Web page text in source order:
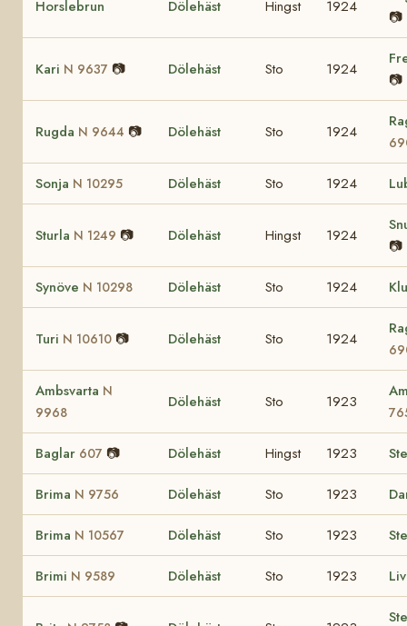
Horslebrun Dölehäst Hingst 1924
📷
Kari N 9637 📷 Dölehäst Sto 1924
📷
Rugda N 9644 📷 Dölehäst Sto 1924
Sonja N 10295 Dölehäst Sto 1924
Sturla N 1249 📷 Dölehäst Hingst 1924
📷
Synöve N 10298 Dölehäst Sto 1924
Turi N 10610 📷 Dölehäst Sto 1924
Ambsvarta N
9968
Dölehäst Sto 1923
Baglar 607 📷 Dölehäst Hingst 1923
Brima N 9756 Dölehäst Sto 1923
Brima N 10567 Dölehäst Sto 1923
Brimi N 9589 Dölehäst Sto 1923